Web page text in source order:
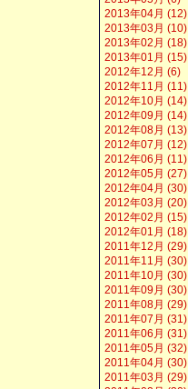
2013年04月 (12)
2013年03月 (10)
2013年02月 (18)
2013年01月 (15)
2012年12月 (6)
2012年11月 (11)
2012年10月 (14)
2012年09月 (14)
2012年08月 (13)
2012年07月 (12)
2012年06月 (11)
2012年05月 (27)
2012年04月 (30)
2012年03月 (20)
2012年02月 (15)
2012年01月 (18)
2011年12月 (29)
2011年11月 (30)
2011年10月 (30)
2011年09月 (30)
2011年08月 (29)
2011年07月 (31)
2011年06月 (31)
2011年05月 (32)
2011年04月 (30)
2011年03月 (29)